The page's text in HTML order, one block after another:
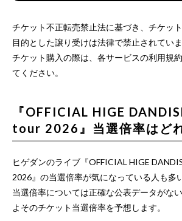
チケット不正転売禁止法に基づき、チケッ
目的とした譲り受けは法律で禁止されていま
チケット購入の際は、各サービスの利用規
てください。
『OFFICIAL HIGE
tour 2026』当選倍率はど
ヒゲダンのライブ『OFFICIAL HIGE
2026』の当選倍率が気になっている人も多
当選倍率については正確な公表データがな
よそのチケット当選倍率を予想します。